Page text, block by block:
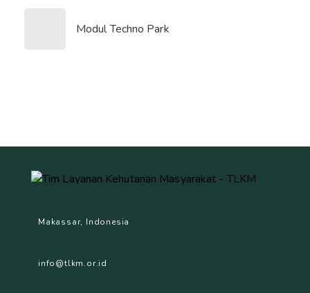
Modul Techno Park
Makassar, Indonesia
info@tlkm.or.id